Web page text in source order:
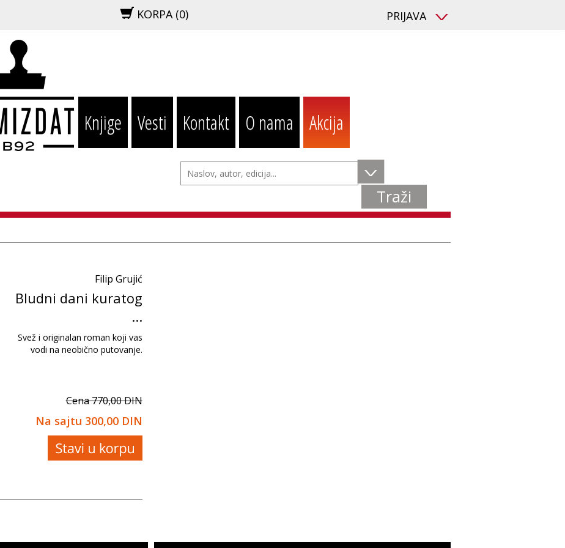
KORPA (0) PRIJAVA V
Knjige Vesti Kontakt O nama Akcija
V
Filip Grujić
Bludni dani kuratog
...
Svež i originalan roman koji vas
vodi na neobično putovanje.
Cena 770,00 DIN
Na sajtu 300,00 DIN